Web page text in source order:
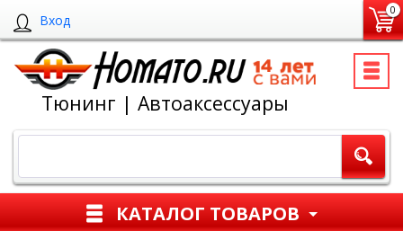
Вход
0
Тюнинг | Автоаксессуары
КАТАЛОГ ТОВАРОВ